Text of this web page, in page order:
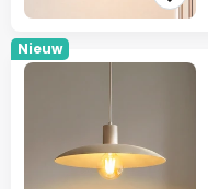
Nieuw